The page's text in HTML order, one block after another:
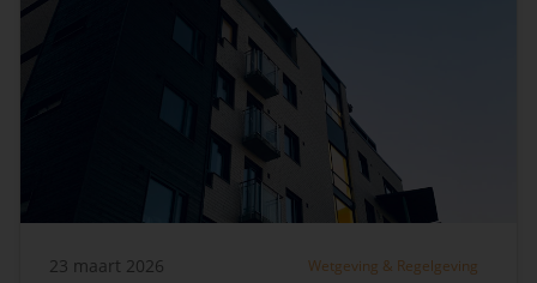
23 maart 2026 Wetgeving & Regelgeving